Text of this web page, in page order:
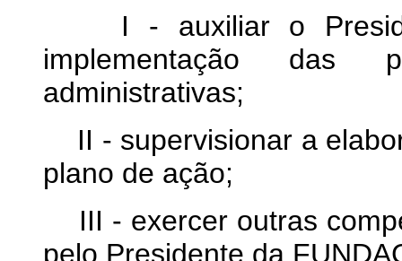
I - auxiliar o
implementação das
administrativas;
II - supervisionar a
plano de ação;
III - exercer outras
pelo Presidente da